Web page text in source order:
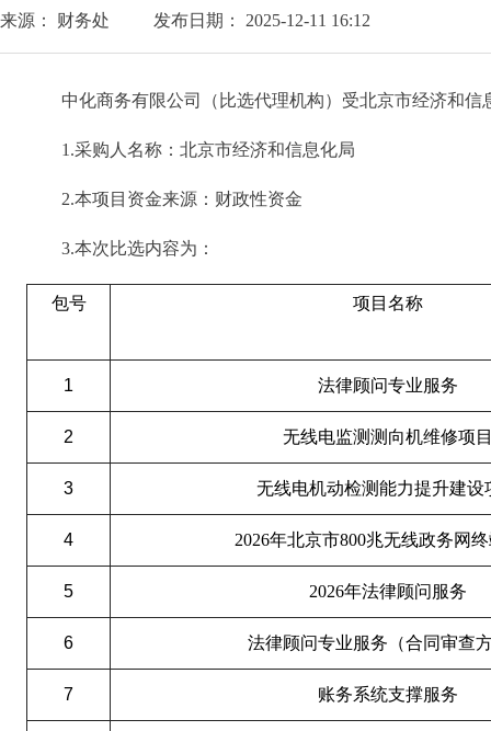
来源： 财务处 发布日期： 2025-12-11 16:12
中化商务有限公司（比选代理机构）受北京市经济和
1.采购人名称：北京市经济和信息化局
2.本项目资金来源：财政性资金
3.本次比选内容为：
包号 项目名称
1 法律顾问专业服务
2 无线电监测测向机维修项
3 无线电机动检测能力提升建设
4 2026年北京市800兆无线政务网
5 2026年法律顾问服务
6 法律顾问专业服务（合同审查
7 账务系统支撑服务